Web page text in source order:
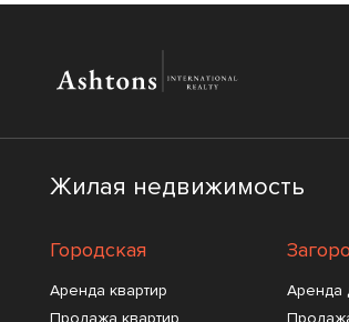
Жилая недвижимость
Городская
Аренда квартир
Продажа квартир
Аренда